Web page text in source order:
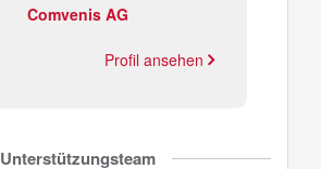
Comvenis AG
Profil ansehen
Unterstützungsteam